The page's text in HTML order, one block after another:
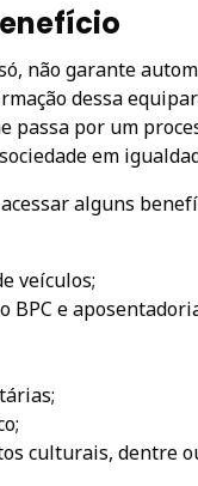
não garante
dessa
passa por um
em
alguns
veículos;
e
culturais, dentre